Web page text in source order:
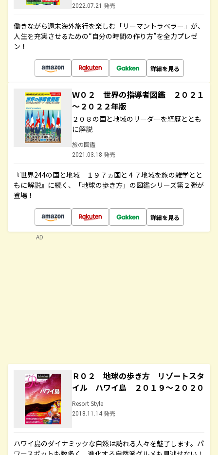
2022.07.21 発売
働きながら週末海外旅行を楽しむ「リーマントラベラー」が、
人生を充実させるための“自分の時間の作り方”を全力プレゼ
ン！
詳細を見る
Ｗ０２ 世界の指導者図鑑 ２０２１
～２０２２年版
２０８の国と地域のリーダーを経歴ととも
に解説
旅の図鑑
2021.03.18 発売
『世界244の国と地域 １９７ヵ国と４７地域を旅の雑学とと
もに解説』に続く、「地球の歩き方」の図鑑シリーズ第２弾が
登場！
詳細を見る
Ｒ０２ 地球の歩き方 リゾートスタ
イル ハワイ島 ２０１９～２０２０
Resort Style
2018.11.14 発売
ハワイ島のダイナミックな自然は訪れる人々を魅了します。パ
AD